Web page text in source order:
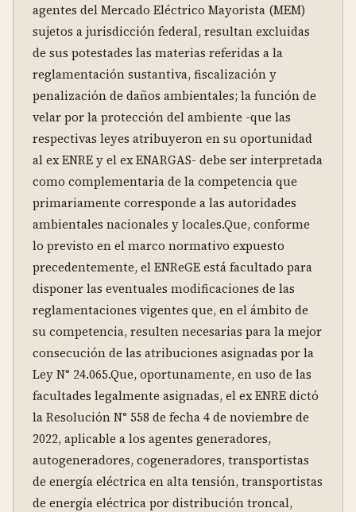
agentes del Mercado Eléctrico Mayorista (MEM)
sujetos a jurisdicción federal, resultan excluidas
de sus potestades las materias referidas a la
reglamentación sustantiva, fiscalización y
penalización de daños ambientales; la función de
velar por la protección del ambiente -que las
respectivas leyes atribuyeron en su oportunidad
al ex ENRE y el ex ENARGAS- debe ser interpretada
como complementaria de la competencia que
primariamente corresponde a las autoridades
ambientales nacionales y locales.Que, conforme
lo previsto en el marco normativo expuesto
precedentemente, el ENReGE está facultado para
disponer las eventuales modificaciones de las
reglamentaciones vigentes que, en el ámbito de
su competencia, resulten necesarias para la mejor
consecución de las atribuciones asignadas por la
Ley N° 24.065.Que, oportunamente, en uso de las
facultades legalmente asignadas, el ex ENRE dictó
la Resolución N° 558 de fecha 4 de noviembre de
2022, aplicable a los agentes generadores,
autogeneradores, cogeneradores, transportistas
de energía eléctrica en alta tensión, transportistas
de energía eléctrica por distribución troncal,